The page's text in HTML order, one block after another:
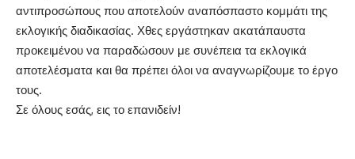
αντιπροσώπους που αποτελούν αναπόσπαστο κομμάτι της
εκλογικής διαδικασίας. Χθες εργάστηκαν ακατάπαυστα
προκειμένου να παραδώσουν με συνέπεια τα εκλογικά
αποτελέσματα και θα πρέπει όλοι να αναγνωρίζουμε το έργο
τους.
Σε όλους εσάς, εις το επανιδείν!